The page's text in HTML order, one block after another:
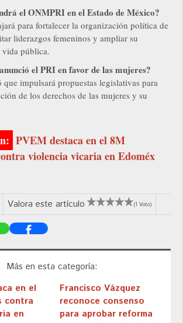
el ONMPRI en el Estado de México?
para fortalecer la organización política de
liderazgos femeninos y ampliar su
pública.
el PRI en favor de las mujeres?
impulsará propuestas legislativas para
de los derechos de las mujeres y su
PVEM destaca en el 8M
violencia vicaria en Edoméx
Valora este artículo (1 Voto)
Más en esta categoría:
en el
contra
en
Francisco Vázquez
reconoce consenso
para aprobar reforma